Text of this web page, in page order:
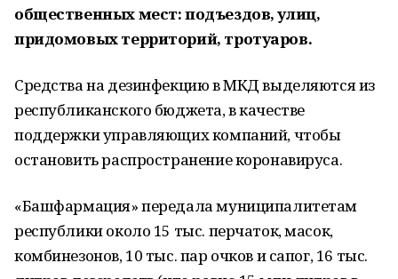
общественных мест: подъездов, улиц,
придомовых территорий, тротуаров.
Средства на дезинфекцию в МКД выделяются из
республиканского бюджета, в качестве
поддержки управляющих компаний, чтобы
остановить распространение коронавируса.
«Башфармация» передала муниципалитетам
республики около 15 тыс. перчаток, масок,
комбинезонов, 10 тыс. пар очков и сапог, 16 тыс.